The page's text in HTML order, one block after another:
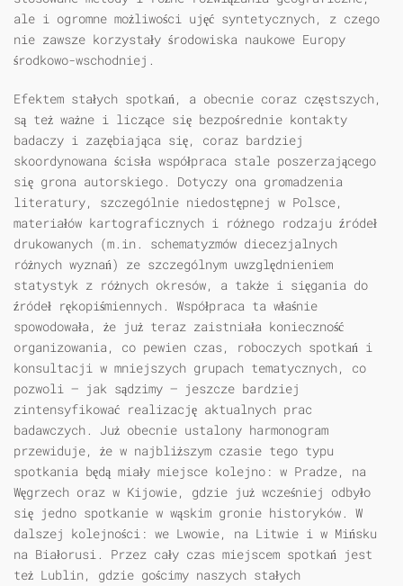
ale i ogromne możliwości ujęć syntetycznych, z czego
nie zawsze korzystały środowiska naukowe Europy
środkowo-wschodniej.
Efektem stałych spotkań, a obecnie coraz częstszych,
są też ważne i liczące się bezpośrednie kontakty
badaczy i zazębiająca się, coraz bardziej
skoordynowana ścisła współpraca stale poszerzającego
się grona autorskiego. Dotyczy ona gromadzenia
literatury, szczególnie niedostępnej w Polsce,
materiałów kartograficznych i różnego rodzaju źródeł
drukowanych (m.in. schematyzmów diecezjalnych
różnych wyznań) ze szczególnym uwzględnieniem
statystyk z różnych okresów, a także i sięgania do
źródeł rękopiśmiennych. Współpraca ta właśnie
spowodowała, że już teraz zaistniała konieczność
organizowania, co pewien czas, roboczych spotkań i
konsultacji w mniejszych grupach tematycznych, co
pozwoli — jak sądzimy — jeszcze bardziej
zintensyfikować realizację aktualnych prac
badawczych. Już obecnie ustalony harmonogram
przewiduje, że w najbliższym czasie tego typu
spotkania będą miały miejsce kolejno: w Pradze, na
Węgrzech oraz w Kijowie, gdzie już wcześniej odbyło
się jedno spotkanie w wąskim gronie historyków. W
dalszej kolejności: we Lwowie, na Litwie i w Mińsku
na Białorusi. Przez cały czas miejscem spotkań jest
też Lublin, gdzie gościmy naszych stałych